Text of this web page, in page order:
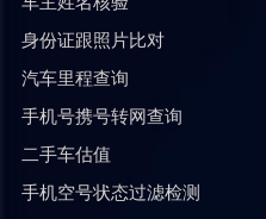
身份证跟照片比对
汽车里程查询
手机号携号转网查询
二手车估值
手机空号状态过滤检测